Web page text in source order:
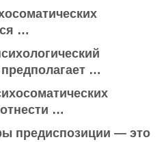
…
…
…
предиспозиции — это